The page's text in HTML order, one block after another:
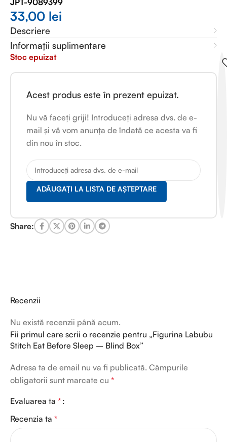
JPT-9089399
33,00 lei
Descriere
Informații suplimentare
Stoc epuizat
Acest produs este în prezent epuizat.
Nu vă faceți griji! Introduceți adresa dvs. de e-
mail și vă vom anunța de îndată ce acesta va fi
din nou în stoc.
ADĂUGAȚI LA LISTA DE AȘTEPTARE
Share:
Recenzii
Nu există recenzii până acum.
Fii primul care scrii o recenzie pentru „Figurina Labubu
Stitch Eat Before Sleep – Blind Box”
Adresa ta de email nu va fi publicată. Câmpurile
obligatorii sunt marcate cu *
Evaluarea ta *
Recenzia ta *